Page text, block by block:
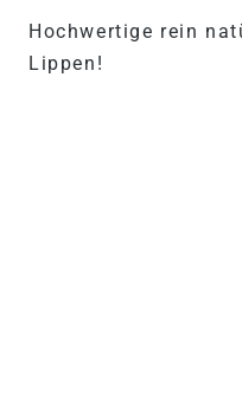
Hochwertige rein
Lippen!